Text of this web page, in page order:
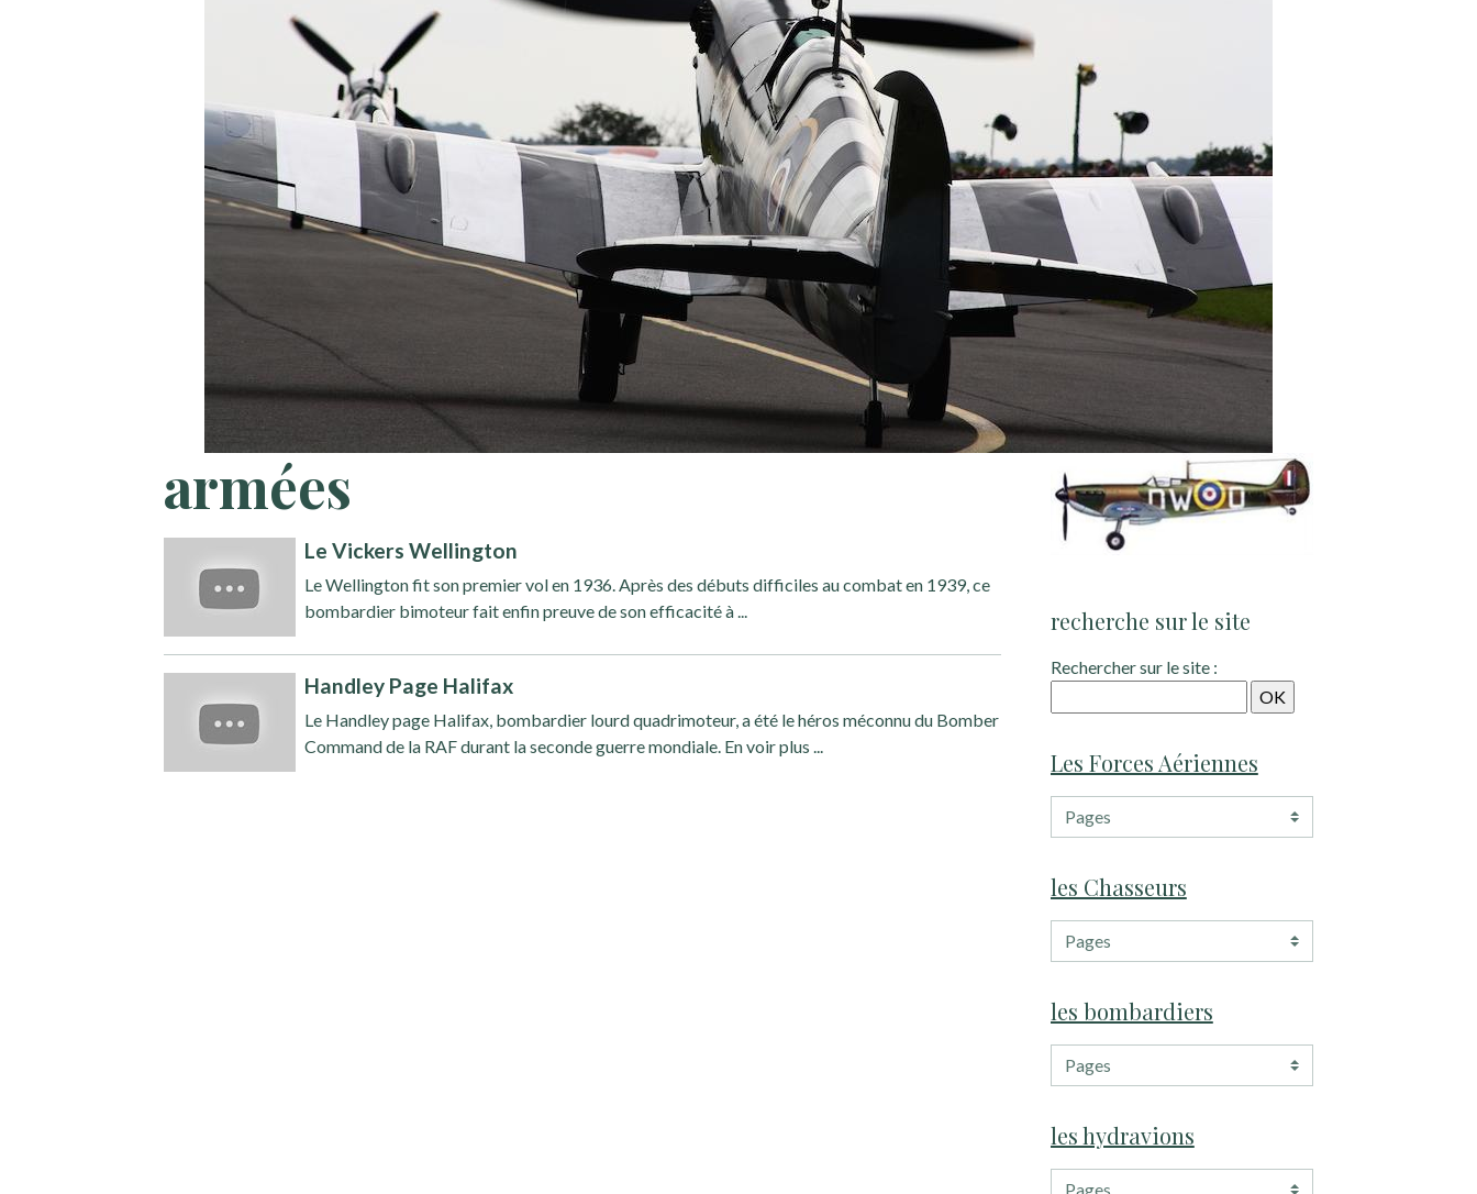
armées
Le Vickers Wellington
Le Wellington fit son premier vol en 1936. Après des débuts difficiles au combat en 1939, ce
bombardier bimoteur fait enfin preuve de son efficacité à ...
Handley Page Halifax
Le Handley page Halifax, bombardier lourd quadrimoteur, a été le héros méconnu du Bomber
Command de la RAF durant la seconde guerre mondiale. En voir plus ...
recherche sur le site
Rechercher sur le site :
Les Forces Aériennes
les Chasseurs
les bombardiers
les hydravions